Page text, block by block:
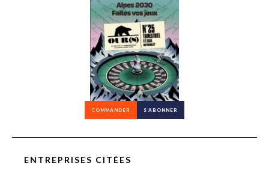
COMMANDER S’ABONNER
ENTREPRISES CITÉES